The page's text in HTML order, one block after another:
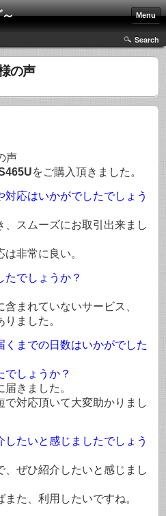
Menu
Search
の声
声
をご購入頂きました。
対応はいかがでしたでしょう
スムーズにお取引出来まし
非常に良い。
たでしょうか？
まれていないサービス、
ました。
くまでの日数はいかがでした
でしょうか？
きました。
で対応頂いて大変助かりまし
したいと感じましたでしょう
ぜひ紹介したいと感じまし
た、利用したいですね。